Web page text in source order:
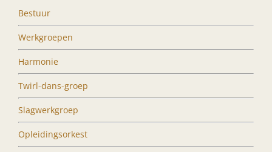
Bestuur
Werkgroepen
Harmonie
Twirl-dans-groep
Slagwerkgroep
Opleidingsorkest